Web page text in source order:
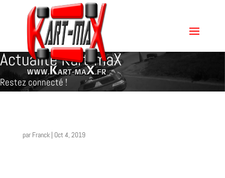
Actualité Kart-maX
Restez connecté !
par Franck| Oct 4, 2019